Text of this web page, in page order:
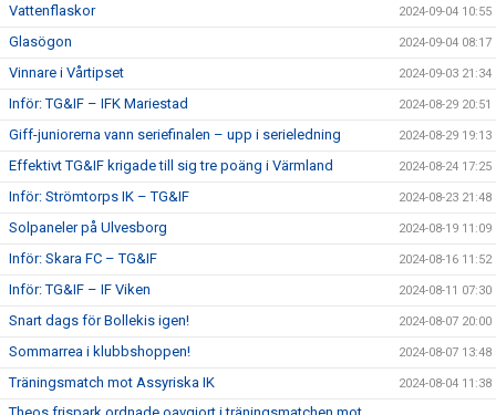
Vattenflaskor 2024-09-04 10:55
Glasögon 2024-09-04 08:17
Vinnare i Vårtipset 2024-09-03 21:34
Inför: TG&IF – IFK Mariestad 2024-08-29 20:51
Giff-juniorerna vann seriefinalen – upp i serieledning 2024-08-29 19:13
Effektivt TG&IF krigade till sig tre poäng i Värmland 2024-08-24 17:25
Inför: Strömtorps IK – TG&IF 2024-08-23 21:48
Solpaneler på Ulvesborg 2024-08-19 11:09
Inför: Skara FC – TG&IF 2024-08-16 11:52
Inför: TG&IF – IF Viken 2024-08-11 07:30
Snart dags för Bollekis igen! 2024-08-07 20:00
Sommarrea i klubbshoppen! 2024-08-07 13:48
Träningsmatch mot Assyriska IK 2024-08-04 11:38